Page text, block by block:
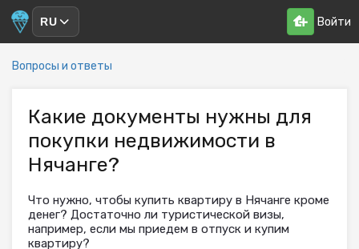
RU Войти
Вопросы и ответы
Какие документы нужны для
покупки недвижимости в
Нячанге?
Что нужно, чтобы купить квартиру в Нячанге кроме
денег? Достаточно ли туристической визы,
например, если мы приедем в отпуск и купим
квартиру?